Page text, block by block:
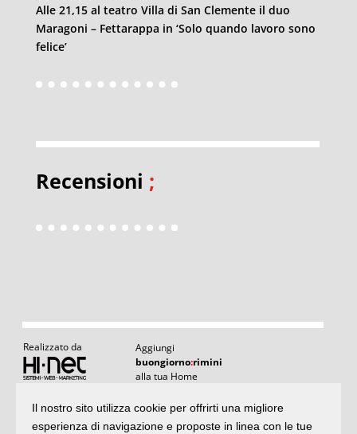
Alle 21,15 al teatro Villa di San Clemente il duo
Maragoni – Fettarappa in ‘Solo quando lavoro sono
felice’
Recensioni ;
Realizzato da
Aggiungi
buongiorno:rimini
alla tua Home
Articoli: il meglio di buongiornoRimini
Il nostro sito utilizza cookie per offrirti una migliore
esperienza di navigazione e proposte in linea con le tue